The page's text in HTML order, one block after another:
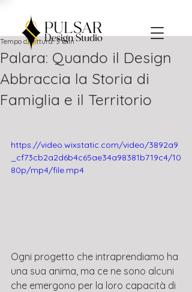
Palara: Quando il Design
Abbraccia la Storia di
Famiglia e il Territorio
Tempo di lettura: 3 min
https://video.wixstatic.com/video/3892a9
_cf73cb2a2d6b4c65ae34a98381b719c4/10
80p/mp4/file.mp4
Ogni progetto che intraprendiamo ha
una sua anima, ma ce ne sono alcuni
che emergono per la loro capacità di